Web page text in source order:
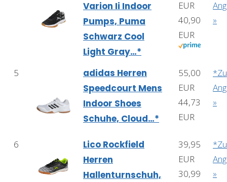
Varion Ii Indoor
Pumps, Puma
Schwarz Cool
Light Gray…*
EUR
40,90
EUR
»
5
adidas Herren
Speedcourt Mens
Indoor Shoes
Schuhe, Cloud…*
55,00
EUR
44,73
EUR
»
6
Lico Rockfield
Herren
Hallenturnschuh,
39,95
EUR
30,99
»